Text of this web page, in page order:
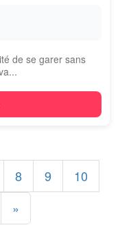
de se garer sans
8 9
10
»